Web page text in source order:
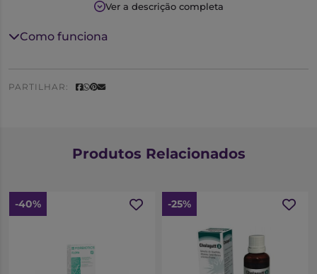
podem induzir irritações da mucosa (ingestão de
alimentação e estilos de vida incorretos).
Biológico e de gosto agradável.
Ver a descrição completa
Como funciona
PARTILHAR:
Produtos Relacionados
-40% -25%